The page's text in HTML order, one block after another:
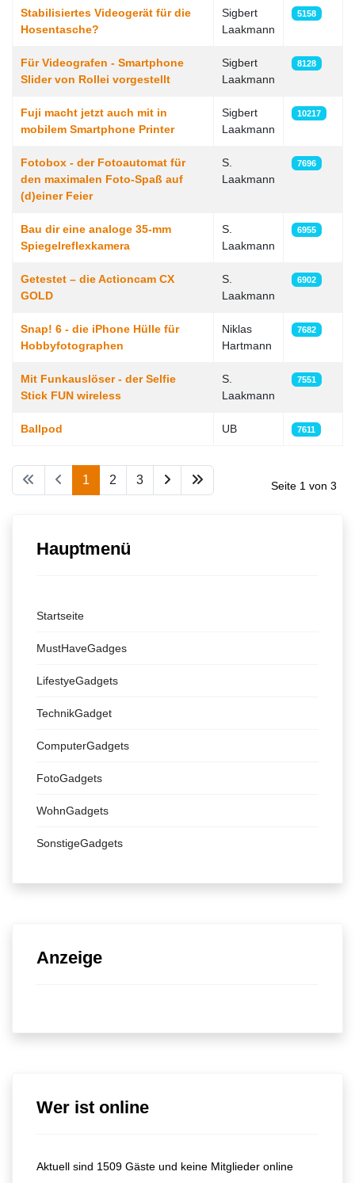
Stabilisiertes Videogerät für die
Hosentasche?
Sigbert
Laakmann
5158
Für Videografen - Smartphone
Slider von Rollei vorgestellt
Sigbert
Laakmann
8128
Fuji macht jetzt auch mit in
mobilem Smartphone Printer
Sigbert
Laakmann
10217
Fotobox - der Fotoautomat für
den maximalen Foto-Spaß auf
(d)einer Feier
S.
Laakmann
7696
Bau dir eine analoge 35-mm
Spiegelreflexkamera
S.
Laakmann
6955
Getestet – die Actioncam CX
GOLD
S.
Laakmann
6902
Snap! 6 - die iPhone Hülle für
Hobbyfotographen
Niklas
Hartmann
7682
Mit Funkauslöser - der Selfie
Stick FUN wireless
S.
Laakmann
7551
Ballpod UB 7611
Seite 1 von 3
1 2 3
Hauptmenü
Startseite
MustHaveGadges
LifestyeGadgets
TechnikGadget
ComputerGadgets
FotoGadgets
WohnGadgets
SonstigeGadgets
Anzeige
Wer ist online
Aktuell sind 1509 Gäste und keine Mitglieder online